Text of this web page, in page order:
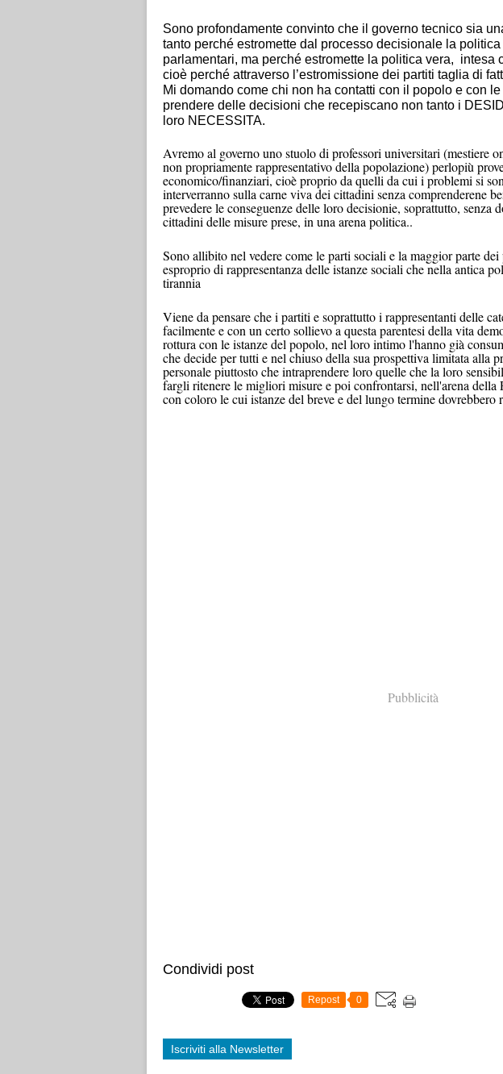
Sono profondamente convinto che il governo tecnico sia
tanto perché estromette dal processo decisionale la
parlamentari, ma perché estromette la politica vera, intesa
cioè perché attraverso l’estromissione dei partiti taglia di
Mi domando come chi non ha contatti con il popolo e con
prendere delle decisioni che recepiscano non tanto i
loro NECESSITA.
Avremo al governo uno stuolo di professori universitari (mestiere
non propriamente rappresentativo della popolazione) perlopiù
economico/finanziari, cioè proprio da quelli da cui i problemi si
interverranno sulla carne viva dei cittadini senza comprenderene
prevedere le conseguenze delle loro decisionie, soprattutto, senza
cittadini delle misure prese, in una arena politica..
Sono allibito nel vedere come le parti sociali e la maggior parte
esproprio di rappresentanza delle istanze sociali che nella antica
tirannia
Viene da pensare che i partiti e soprattutto i rappresentanti delle
facilmente e con un certo sollievo a questa parentesi della vita
rottura con le istanze del popolo, nel loro intimo l'hanno già
che decide per tutti e nel chiuso della sua prospettiva limitata alla
personale piuttosto che intraprendere loro quelle che la loro
fargli ritenere le migliori misure e poi confrontarsi, nell'arena
con coloro le cui istanze del breve e del lungo termine dovrebbero
Pubblicità
Condividi post
Repost 0
Iscriviti alla Newsletter